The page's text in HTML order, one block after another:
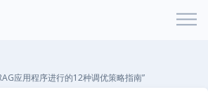
应用程序进行的12种调优策略指南”